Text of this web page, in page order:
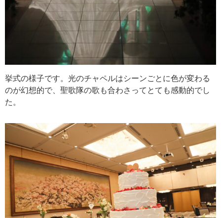
挙式の様子です。光のチャペルはシーンごとに色が変わる
のが幻想的で、聖歌隊の歌も合わさってとても感動的でし
た。